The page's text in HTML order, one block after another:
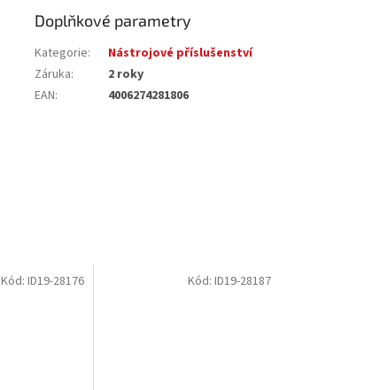
Doplňkové parametry
Kategorie:
Nástrojové příslušenství
Záruka:
2 roky
EAN: 4006274281806
Kód:ID19-28176 Kód: ID19-28187